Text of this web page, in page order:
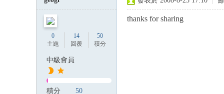
0
主題
14
回覆
50
積分
中級會員
積分 50
thanks for sharing